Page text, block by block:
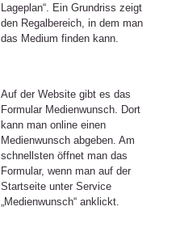
Lageplan“. Ein Grundriss zeigt
den Regalbereich, in dem man
das Medium finden kann.
Auf der Website gibt es das
Formular Medienwunsch. Dort
kann man online einen
Medienwunsch abgeben. Am
schnellsten öffnet man das
Formular, wenn man auf der
Startseite unter Service
„Medienwunsch“ anklickt.